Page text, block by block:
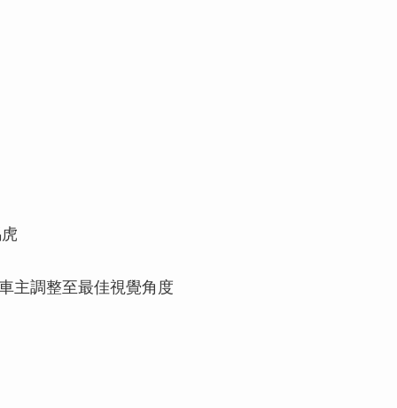
主調整至最佳視覺角度